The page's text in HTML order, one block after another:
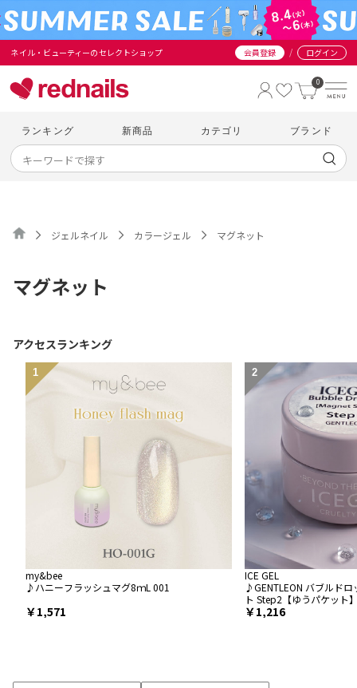
ネイル・ビューティーのセレクトショップ 会員登録 / ログイン
0
ランキング 新商品 カテゴリ ブランド
ジェルネイル カラージェル マグネット
マグネット
アクセスランキング
my&bee
♪ハニーフラッシュマグ8ｍL 001
1,571
ICE GEL
♪GENTLEON バブルド
ト Step2【ゆうパケット
1,216